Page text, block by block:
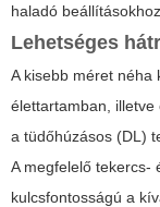
haladó beállításokhoz.
Lehetséges
A kisebb méret néha
élettartamban,
a tüdőhúzásos (DL)
A megfelelő tekercs-
kulcsfontosságú a